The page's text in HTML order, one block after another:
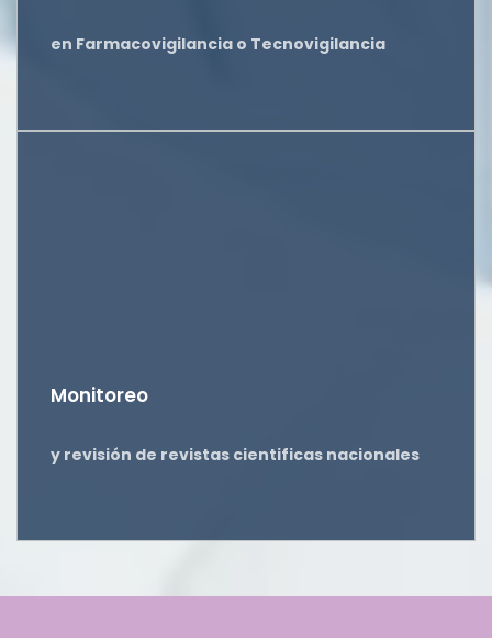
en Farmacovigilancia o Tecnovigilancia
Monitoreo
y revisión de revistas cientificas nacionales